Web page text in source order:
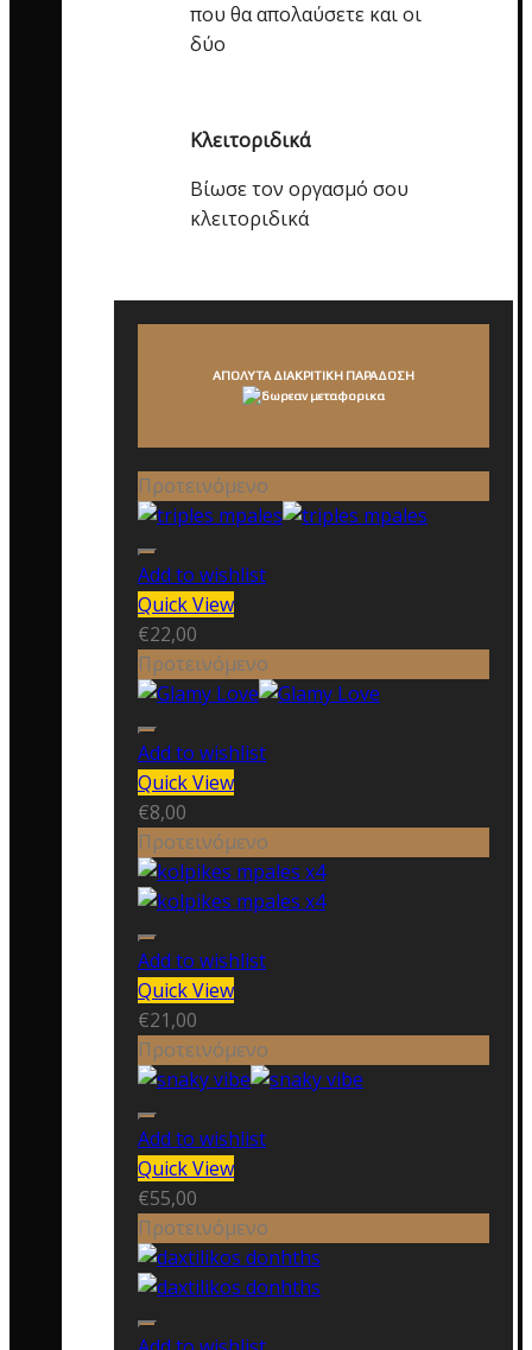
που θα απολαύσετε και οι
δύο
Κλειτοριδικά
Βίωσε τον οργασμό σου
κλειτοριδικά
ΑΠΟΛΥΤΑ ΔΙΑΚΡΙΤΙΚΗ ΠΑΡΑΔΟΣΗ
Προτεινόμενο
Add to wishlist
Quick View
€22,00
Προτεινόμενο
Add to wishlist
Quick View
€8,00
Προτεινόμενο
Add to wishlist
Quick View
€21,00
Προτεινόμενο
Add to wishlist
Quick View
€55,00
Προτεινόμενο